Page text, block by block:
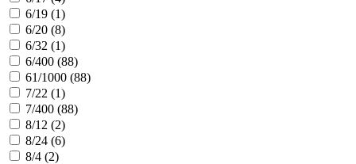
6/19 (1)
6/20 (8)
6/32 (1)
6/400 (88)
61/1000 (88)
7/22 (1)
7/400 (88)
8/12 (2)
8/24 (6)
8/4 (2)